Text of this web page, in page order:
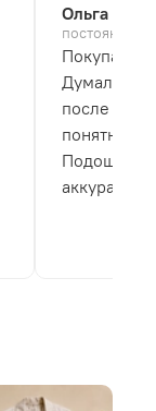
Ольга
постоянный
Покупала
Думала,
после
понятно,
Подошва не
аккуратно.